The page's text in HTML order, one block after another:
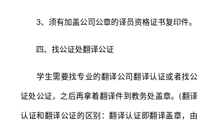
3、须有加盖公司公章的译员资格证书复印件。
四、找公证处翻译公证
学生需要找专业的翻译公司翻译认证或者找公
证处公证，之后再拿着翻译件到教务处盖章。(翻译
认证和翻译公证的区别：翻译认证即翻译盖章，由